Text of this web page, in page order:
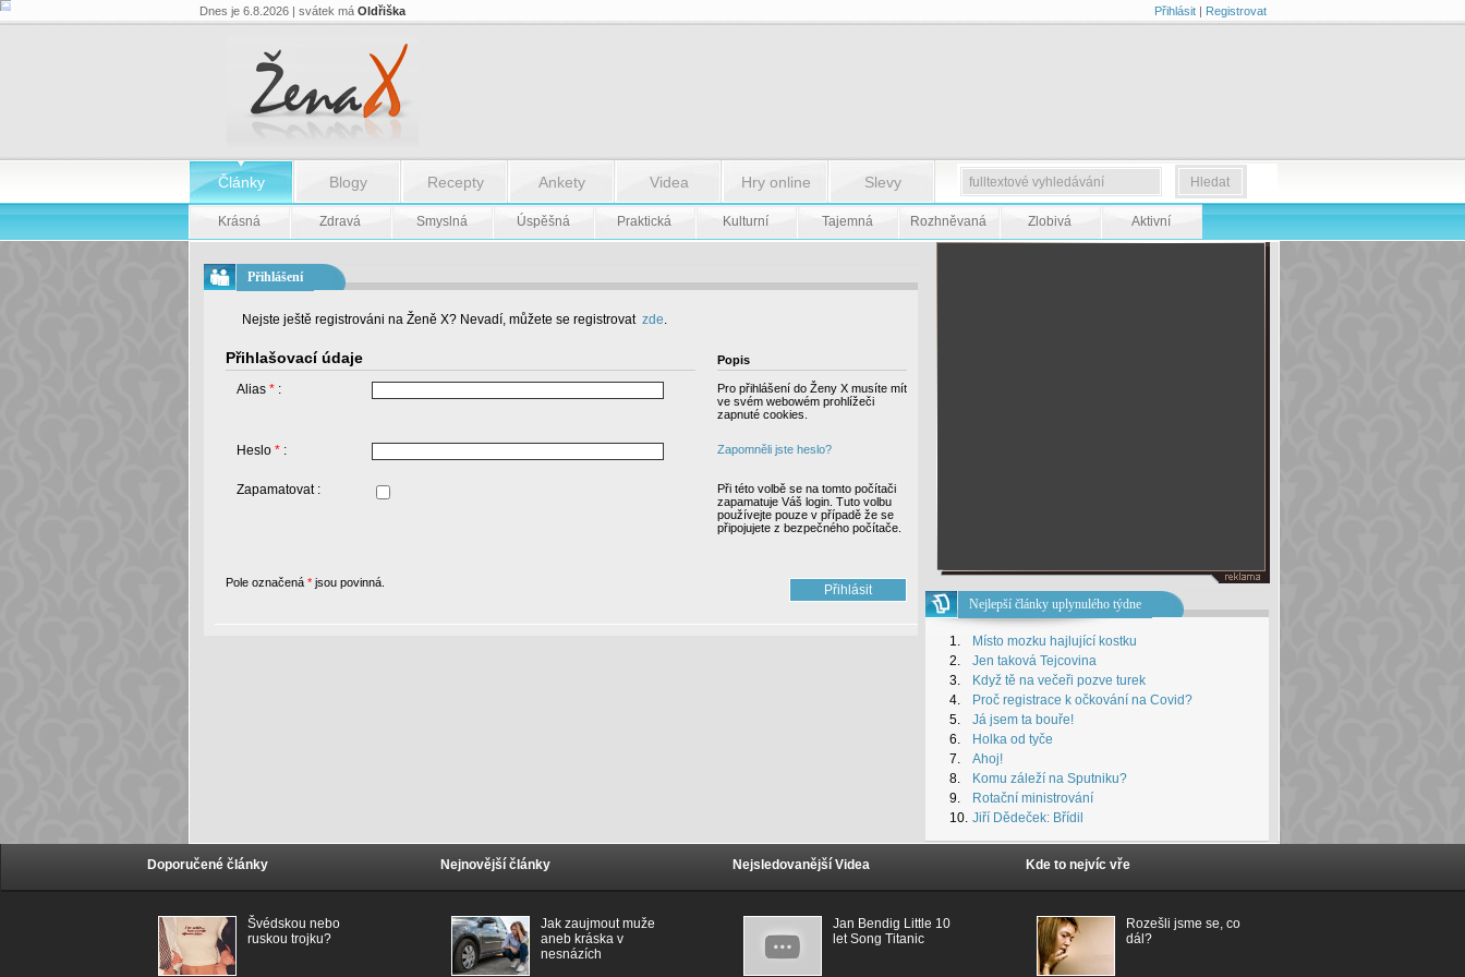
Dnes je 6.8.2026 | svátek má Oldřiška Přihlásit| Registrovat
Články Blogy Recepty Ankety Videa Hry online Slevy
Krásná Zdravá Smyslná Úspěšná Praktická Kulturní Tajemná Rozhněvaná Zlobivá Aktivní
Přihlášení
Nejste ještě registrováni na Ženě X? Nevadí, můžete se registrovat zde.
Přihlašovací údaje Popis
Alias *:
Pro přihlášení do Ženy X musíte mít
ve svém webowém prohlížeči
zapnuté cookies.
Heslo *: Zapomněli jste heslo?
Zapamatovat :
Při této volbě se na tomto počítači
zapamatuje Váš login. Tuto volbu
používejte pouze v případě že se
připojujete z bezpečného počítače.
Pole označená *jsou povinná.
Nejlepší články uplynulého týdne
1.
Místo mozku hajlující kostku
2.
Jen taková Tejcovina
3.
Když tě na večeři pozve turek
4.
Proč registrace k očkování na Covid?
5.
Já jsem ta bouře!
6.
Holka od tyče
7.
Ahoj!
8.
Komu záleží na Sputniku?
9.
Rotační ministrování
10. Jiří Dědeček: Břídil
Doporučené články
Švédskou nebo
ruskou trojku?
Nejnovější články
Jak zaujmout muže
aneb kráska v
nesnázích
Nejsledovanější Videa
Jan Bendig Little 10
let Song Titanic
Kde to nejvíc vře
Rozešli jsme se, co
dál?